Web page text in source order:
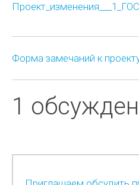
Форма замечаний к
1